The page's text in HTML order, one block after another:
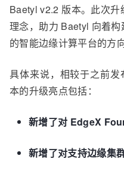
Baetyl v2.2 版本。此次
理念，助力 Baetyl 向着
的智能边缘计算平台的方
具体来说，相较于之前
本的升级亮点包括：
新增了对 EdgeX
新增了对支持边缘集